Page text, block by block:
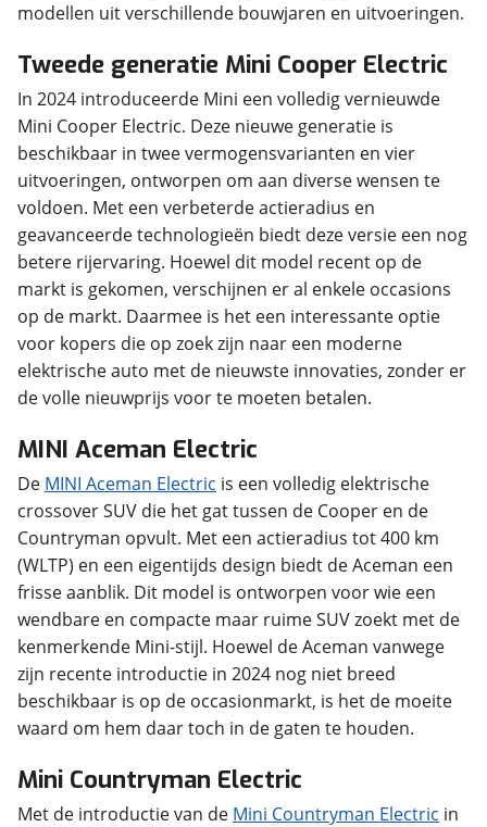
modellen uit verschillende bouwjaren en uitvoeringen.
Tweede generatie Mini Cooper Electric
In 2024 introduceerde Mini een volledig vernieuwde
Mini Cooper Electric. Deze nieuwe generatie is
beschikbaar in twee vermogensvarianten en vier
uitvoeringen, ontworpen om aan diverse wensen te
voldoen. Met een verbeterde actieradius en
geavanceerde technologieën biedt deze versie een nog
betere rijervaring. Hoewel dit model recent op de
markt is gekomen, verschijnen er al enkele occasions
op de markt. Daarmee is het een interessante optie
voor kopers die op zoek zijn naar een moderne
elektrische auto met de nieuwste innovaties, zonder er
de volle nieuwprijs voor te moeten betalen.
MINI Aceman Electric
De MINI Aceman Electric is een volledig elektrische
crossover SUV die het gat tussen de Cooper en de
Countryman opvult. Met een actieradius tot 400 km
(WLTP) en een eigentijds design biedt de Aceman een
frisse aanblik. Dit model is ontworpen voor wie een
wendbare en compacte maar ruime SUV zoekt met de
kenmerkende Mini-stijl. Hoewel de Aceman vanwege
zijn recente introductie in 2024 nog niet breed
beschikbaar is op de occasionmarkt, is het de moeite
waard om hem daar toch in de gaten te houden.
Mini Countryman Electric
Met de introductie van de Mini Countryman Electric in